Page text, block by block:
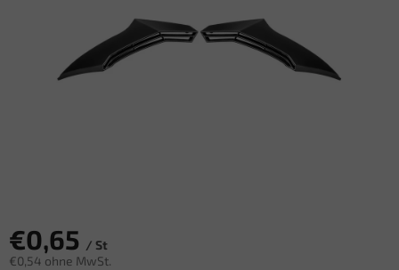
€0,65 / St
€0,54 ohne MwSt.